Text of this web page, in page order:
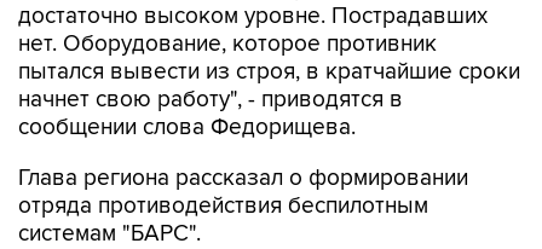
достаточно высоком уровне. Пострадавших
нет. Оборудование, которое противник
пытался вывести из строя, в кратчайшие сроки
начнет свою работу", - приводятся в
сообщении слова Федорищева.
Глава региона рассказал о формировании
отряда противодействия беспилотным
системам "БАРС".